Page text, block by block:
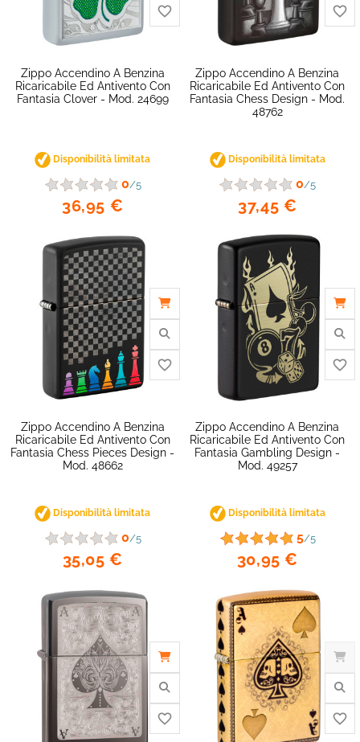
Zippo Accendino A Benzina
Ricaricabile Ed Antivento Con
Fantasia Clover - Mod. 24699
Disponibilità limitata
0/5
36,95 €
Zippo Accendino A Benzina
Ricaricabile Ed Antivento Con
Fantasia Chess Design - Mod.
48762
Disponibilità limitata
0/5
37,45 €
Zippo Accendino A Benzina
Ricaricabile Ed Antivento Con
Fantasia Chess Pieces Design -
Mod. 48662
Disponibilità limitata
0/5
35,05 €
Zippo Accendino A Benzina
Ricaricabile Ed Antivento Con
Fantasia Gambling Design -
Mod. 49257
Disponibilità limitata
5/5
30,95 €